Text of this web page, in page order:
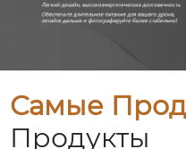
Самые
Продукты